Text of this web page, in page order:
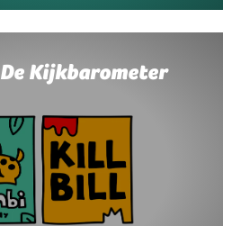
De Kijkbarometer